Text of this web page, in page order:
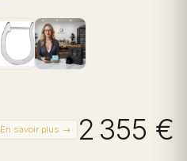
En savoir plus → 2 355 €